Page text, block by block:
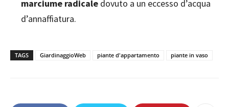
marciume radicale dovuto a un eccesso d’acqua
d’annaffiatura.
TAGS GiardinaggioWeb piante d'appartamento piante in vaso